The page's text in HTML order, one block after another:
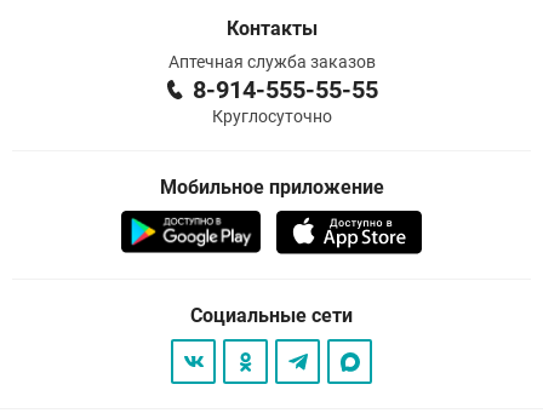
Контакты
Аптечная служба заказов
8-914-555-55-55
Круглосуточно
Мобильное приложение
Социальные сети